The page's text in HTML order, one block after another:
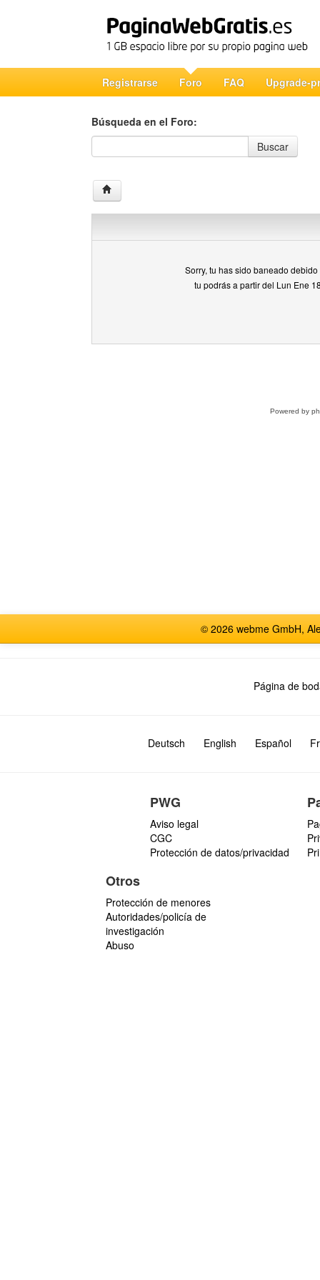
Registrarse Foro FAQ Upgrade-
Búsqueda en el Foro:
Búsqueda en el Foro
Buscar
Sorry, tu has sido baneado
tu podrás a partir del Lun Ene
Powered by
© 2026 webme GmbH,
Página de
Deutsch English Español
PWG
Aviso legal
CGC
Protección de datos/privacidad
Otros
Protección de menores
Autoridades/policía de
investigación
Abuso